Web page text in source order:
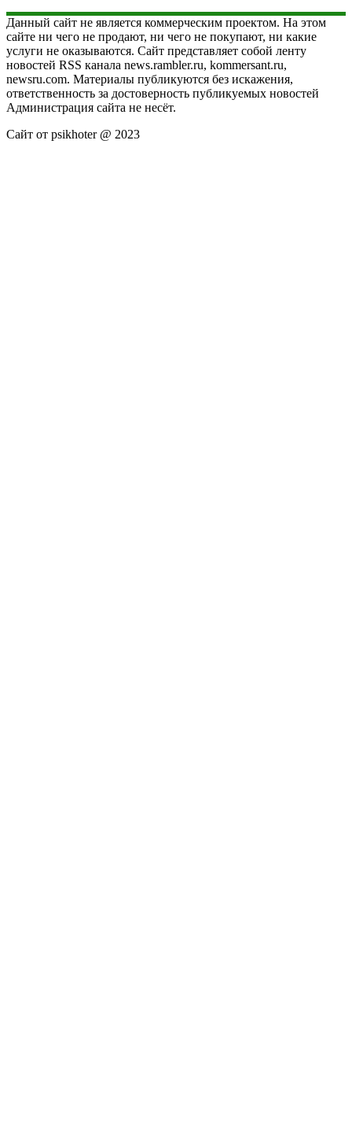
Данный сайт не является коммерческим проектом. На этом
сайте ни чего не продают, ни чего не покупают, ни какие
услуги не оказываются. Сайт представляет собой ленту
новостей RSS канала news.rambler.ru, kommersant.ru,
newsru.com. Материалы публикуются без искажения,
ответственность за достоверность публикуемых новостей
Администрация сайта не несёт.
Сайт от psikhoter @ 2023